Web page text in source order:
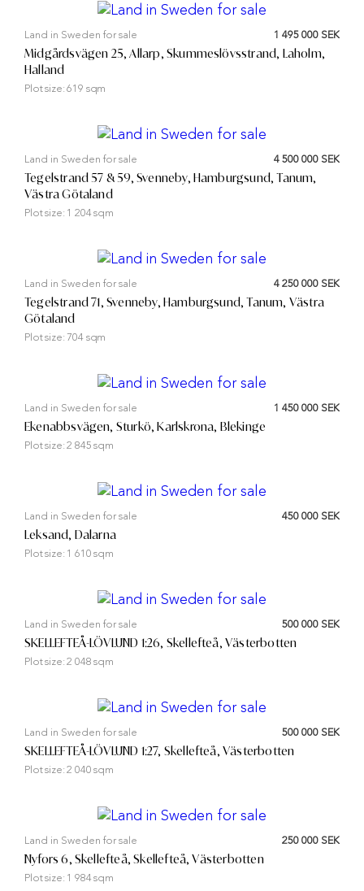
Land in Sweden for sale 1 495 000 SEK
Midgårdsvägen 25, Allarp, Skummeslövsstrand, Laholm,
Halland
Plot size:619 sqm
Land in Sweden for sale 4 500 000 SEK
Tegelstrand 57 & 59, Svenneby, Hamburgsund, Tanum,
Västra Götaland
Plot size: 1 204 sqm
Land in Sweden for sale 4 250 000 SEK
Tegelstrand 71, Svenneby, Hamburgsund, Tanum, Västra
Götaland
Plot size: 704 sqm
Land in Sweden for sale 1 450 000 SEK
Ekenabbsvägen, Sturkö, Karlskrona, Blekinge
Plot size:2 845 sqm
Land in Sweden for sale 450 000 SEK
Leksand, Dalarna
Plot size: 1 610 sqm
Land in Sweden for sale 500 000 SEK
SKELLEFTEÅ-LÖVLUND 1:26, Skellefteå, Västerbotten
Plot size:2 048 sqm
Land in Sweden for sale 500 000 SEK
SKELLEFTEÅ-LÖVLUND 1:27, Skellefteå, Västerbotten
Plot size:2 040 sqm
Land in Sweden for sale 250 000 SEK
Nyfors 6, Skellefteå, Skellefteå, Västerbotten
Plot size: 1 984 sqm